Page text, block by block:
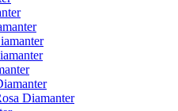
Diamanter